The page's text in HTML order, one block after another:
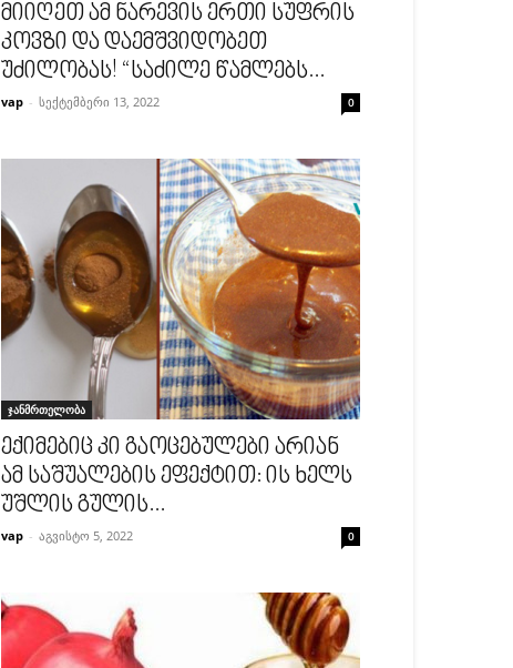
მიიღეთ ამ ნარევის ერთი სუფრის
კოვზი და დაემშვიდობეთ
უძილობას! “საძილე წამლებს...
vap - სექტემბერი 13, 2022 0
ჯანმრთელობა
ექიმებიც კი გაოცებულები არიან
ამ საშუალების ეფექტით: ის ხელს
უშლის გულის...
vap - აგვისტო 5, 2022 0